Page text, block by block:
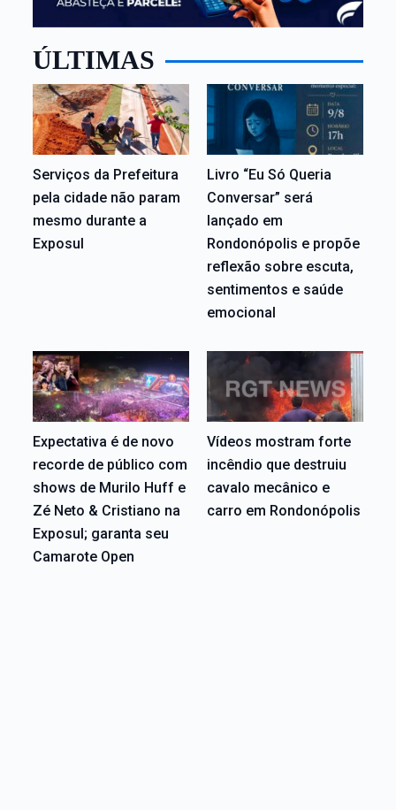
ÚLTIMAS
Serviços da Prefeitura
pela cidade não param
mesmo durante a
Exposul
Livro “Eu Só Queria
Conversar” será
lançado em
Rondonópolis e propõe
reflexão sobre escuta,
sentimentos e saúde
emocional
Expectativa é de novo
recorde de público com
shows de Murilo Huff e
Zé Neto & Cristiano na
Exposul; garanta seu
Camarote Open
Vídeos mostram forte
incêndio que destruiu
cavalo mecânico e
carro em Rondonópolis